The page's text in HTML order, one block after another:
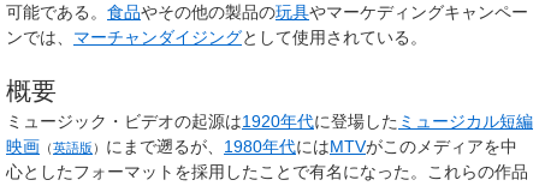
可能である。 食品やその他の製品の玩具やマーケディングキャンペー
ンでは、 マーチャンダイジングとして使用されている。
概要
ミュージック・ビデオの起源は1920年代に登場した ミュージカル短編
映画 （英語版 ） にまで遡るが、 1980年代にはMTVがこのメディアを中
心としたフォーマットを採用したことで有名になった。これらの作品